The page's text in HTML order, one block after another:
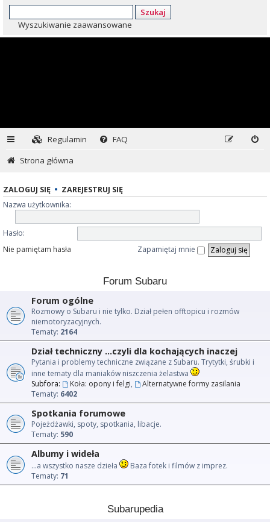
Szukaj
Wyszukiwanie zaawansowane
Regulamin
FAQ
Strona główna
ZALOGUJ SIĘ • ZAREJESTRUJ SIĘ
Nazwa użytkownika:
Hasło:
Nie pamiętam hasła
Zapamiętaj mnie
Forum Subaru
Forum ogólne
Rozmowy o Subaru i nie tylko. Dział pełen offtopicu i rozmów
niemotoryzacyjnych.
Tematy: 2164
Dział techniczny ...czyli dla kochających inaczej
Pytania i problemy techniczne związane z Subaru. Trytytki, śrubki i
inne tematy dla maniaków niszczenia żelastwa
Subfora:
Koła: opony i felgi,
Alternatywne formy zasilania
Tematy: 6402
Spotkania forumowe
Pojeżdżawki, spoty, spotkania, libacje.
Tematy: 590
Albumy i wideła
...a wszystko nasze dzieła
Baza fotek i filmów z imprez.
Tematy: 71
Subarupedia